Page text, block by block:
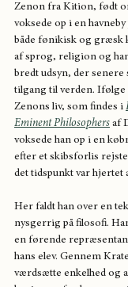
Zenon fra Kition, født
voksede op i en
både fønikisk og græsk
af sprog, religion og
bredt udsyn, der senere
tilgang til verden.
Zenons liv, som findes i
Eminent Philosophers af
voksede han op i en
efter et skibsforlis
det tidspunkt var hjertet
Her faldt han over en
nysgerrig på filosofi.
en førende
hans elev. Gennem
værdsætte enkelhed og